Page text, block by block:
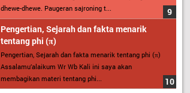
dhewe-dhewe. Paugeran sajroning t...
Pengertian, Sejarah dan fakta menarik
tentang phi (π)
Pengertian, Sejarah dan fakta menarik tentang phi (π)
Assalamu’alaikum Wr Wb Kali ini saya akan
membagikan materi tentang phi...